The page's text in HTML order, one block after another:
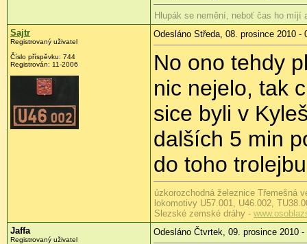
Hlupák se nemění, neboť čas ho míjí
Sajtr
Registrovaný uživatel
Číslo příspěvku: 744
Registrován: 11-2006
Odesláno Středa, 08. prosince 2010 -
No ono tehdy
nic nejelo, tak
sice byli v
dalších 5 min
do toho
úzkorozchodná železnice Třemešná
lokomotivy U57.001, U46.002,
Slezské zemské dráhy -
Jaffa
Registrovaný uživatel
Odesláno Čtvrtek, 09. prosince 2010 -